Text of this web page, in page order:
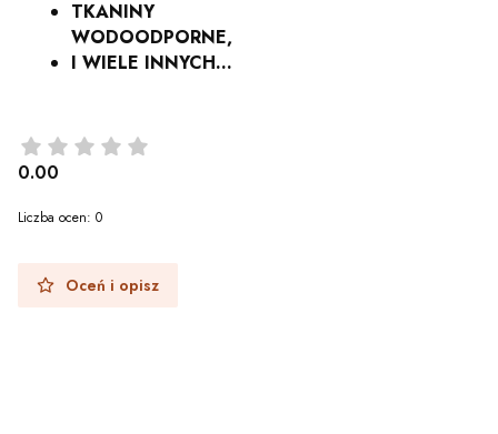
TKANINY
WODOODPORNE,
I WIELE INNYCH...
0.00
Liczba ocen: 0
Oceń i opisz